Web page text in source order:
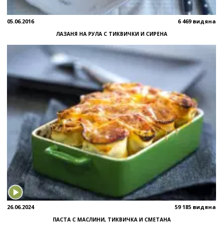
05.06.2016 6 469 видяна
ЛАЗАНЯ НА РУЛА С ТИКВИЧКИ И СИРЕНА
26.06.2024 59 185 видяна
ПАСТА С МАСЛИНИ, ТИКВИЧКА И СМЕТАНА